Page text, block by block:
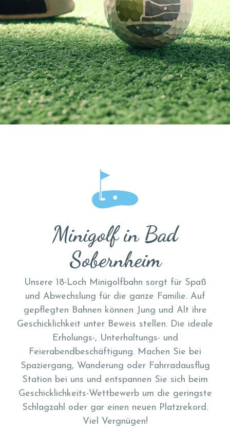
Kontakt
Minigolf in Bad
Sobernheim
Unsere 18-Loch Minigolfbahn sorgt für Spaß
und Abwechslung für die ganze Familie. Auf
gepflegten Bahnen können Jung und Alt ihre
Geschicklichkeit unter Beweis stellen. Die ideale
Erholungs-, Unterhaltungs- und
Feierabendbeschäftigung. Machen Sie bei
Spaziergang, Wanderung oder Fahrradausflug
Station bei uns und entspannen Sie sich beim
Geschicklichkeits-Wettbewerb um die geringste
Schlagzahl oder gar einen neuen Platzrekord.
Viel Vergnügen!